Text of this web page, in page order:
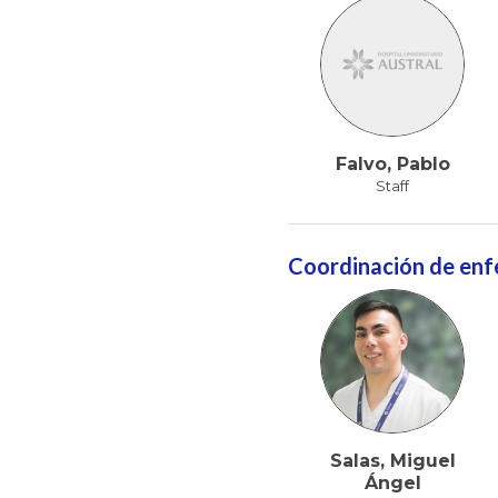
Falvo, Pablo
Staff
Coordinación de
Salas, Miguel
Ángel